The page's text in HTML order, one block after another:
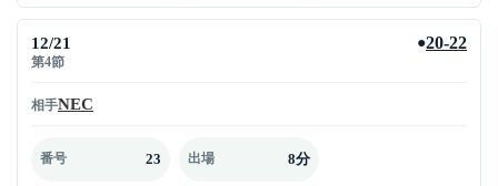
12/21
第4節
●20-22
相手NEC
番号 23 出場 8分